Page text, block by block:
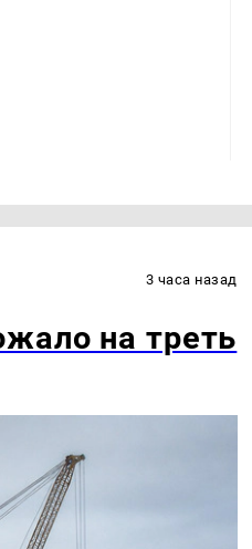
3 часа назад
на треть